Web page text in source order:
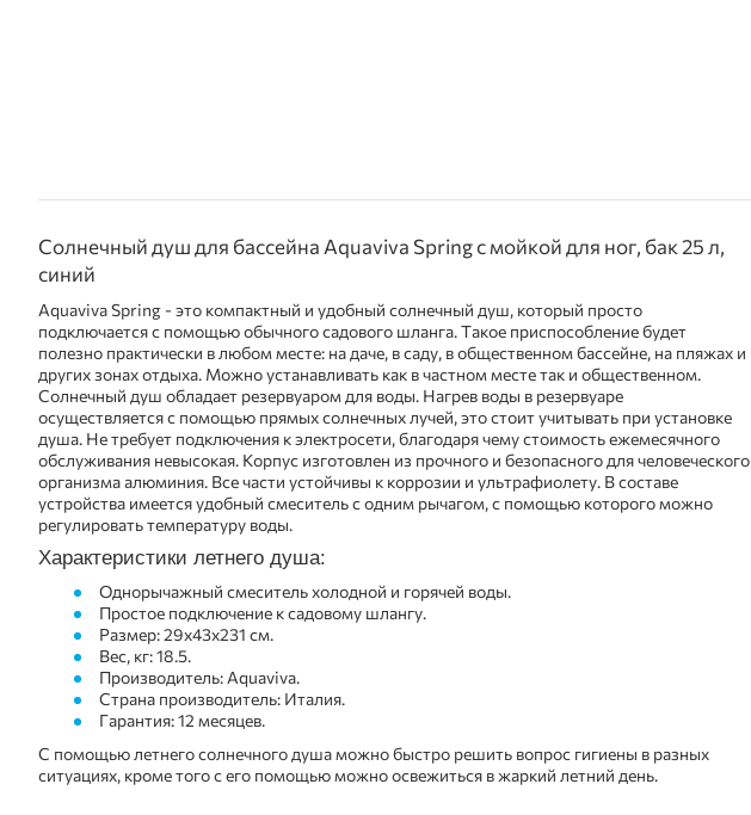
Солнечный душ для бассейна Aquaviva Spring с мойкой для ног, бак 25 л,
синий
Aquaviva Spring - это компактный и удобный солнечный душ, который просто
подключается с помощью обычного садового шланга. Такое приспособление будет
полезно практически в любом месте: на даче, в саду, в общественном бассейне, на пляжах и
других зонах отдыха. Можно устанавливать как в частном месте так и общественном.
Солнечный душ обладает резервуаром для воды. Нагрев воды в резервуаре
осуществляется с помощью прямых солнечных лучей, это стоит учитывать при установке
душа. Не требует подключения к электросети, благодаря чему стоимость ежемесячного
обслуживания невысокая. Корпус изготовлен из прочного и безопасного для человеческого
организма алюминия. Все части устойчивы к коррозии и ультрафиолету. В составе
устройства имеется удобный смеситель с одним рычагом, с помощью которого можно
регулировать температуру воды.
Характеристики летнего душа:
Однорычажный смеситель холодной и горячей воды.
Простое подключение к садовому шлангу.
Размер: 29x43x231 см.
Вес, кг: 18.5.
Производитель: Aquaviva.
Страна производитель: Италия.
Гарантия: 12 месяцев.
С помощью летнего солнечного душа можно быстро решить вопрос гигиены в разных
ситуациях, кроме того с его помощью можно освежиться в жаркий летний день.